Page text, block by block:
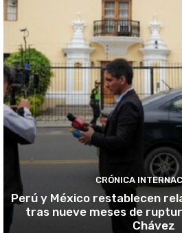
CRÓNICA
Perú y México restablecen
tras nueve meses de
Chávez